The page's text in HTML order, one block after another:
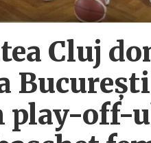
Cluj
play-off-